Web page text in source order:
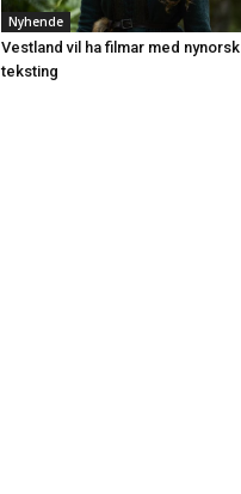
Nyhende
Vestland vil ha filmar med nynorsk
teksting